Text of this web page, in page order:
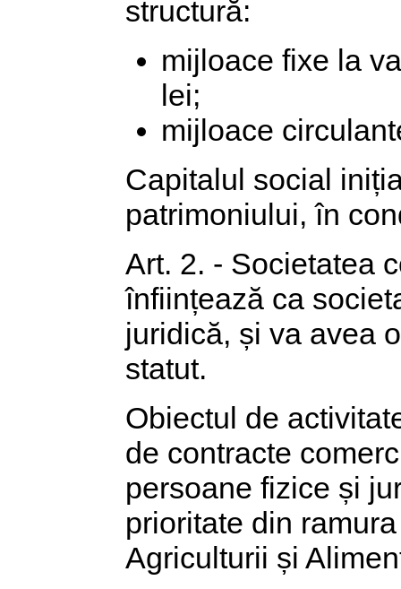
structură:
mijloace fixe la
lei;
mijloace
Capitalul social
patrimoniului, în
Art. 2. - Societatea
înființează ca
juridică, și va avea
statut.
Obiectul de
de contracte
persoane fizice și
prioritate din
Agriculturii și